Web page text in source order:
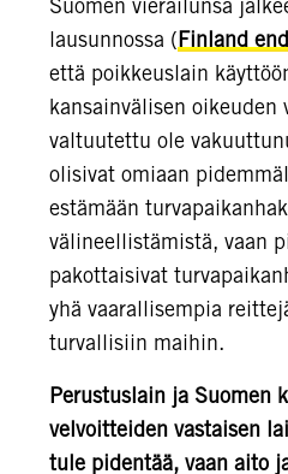
Suomen vierailunsa
lausunnossa (Finland
että poikkeuslain
kansainvälisen oikeuden
valtuutettu ole
olisivat omiaan
estämään
välineellistämistä, vaan
pakottaisivat
yhä vaarallisempia
turvallisiin maihin.
Perustuslain ja Suomen
velvoitteiden vastaisen
tule pidentää, vaan aito